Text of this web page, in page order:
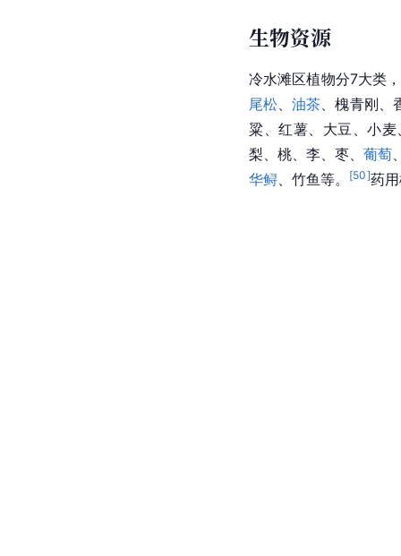
生物资源
冷水滩区植物分7大类，
尾松 、油茶 、槐青刚、
粱、红薯、大豆、小
梨、桃、李、枣、 葡萄
华鲟 、竹鱼等。 [50]药